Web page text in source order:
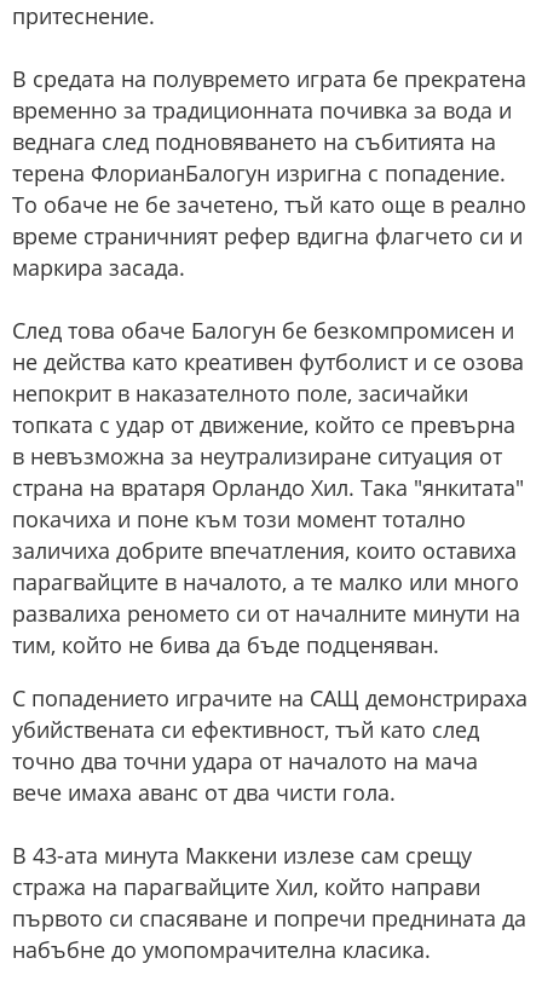
притеснение.
В средата на полувремето играта бе прекратена
временно за традиционната почивка за вода и
веднага след подновяването на събитията на
терена ФлорианБалогун изригна с попадение.
То обаче не бе зачетено, тъй като още в реално
време страничният рефер вдигна флагчето си и
маркира засада.
След това обаче Балогун бе безкомпромисен и
не действа като креативен футболист и се озова
непокрит в наказателното поле, засичайки
топката с удар от движение, който се превърна
в невъзможна за неутрализиране ситуация от
страна на вратаря Орландо Хил. Така "янкитата"
покачиха и поне към този момент тотално
заличиха добрите впечатления, които оставиха
парагвайците в началото, а те малко или много
развалиха реномето си от началните минути на
тим, който не бива да бъде подценяван.
С попадението играчите на САЩ демонстрираха
убийствената си ефективност, тъй като след
точно два точни удара от началото на мача
вече имаха аванс от два чисти гола.
В 43-ата минута Маккени излезе сам срещу
стража на парагвайците Хил, който направи
първото си спасяване и попречи преднината да
набъбне до умопомрачителна класика.